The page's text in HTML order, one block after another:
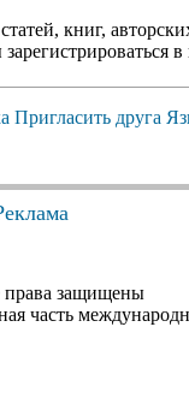
книг,
в
Пригласить друга
защищены
часть